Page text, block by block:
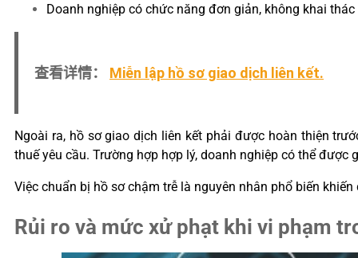
Doanh nghiệp có chức năng đơn giản, không khai
查看详情： Miễn lập hồ sơ giao dịch liên kết.
Ngoài ra, hồ sơ giao dịch liên kết phải được hoàn thiện
thuế yêu cầu. Trường hợp hợp lý, doanh nghiệp có thể được
Việc chuẩn bị hồ sơ chậm trễ là nguyên nhân phổ biến
Rủi ro và mức xử phạt khi vi phạm